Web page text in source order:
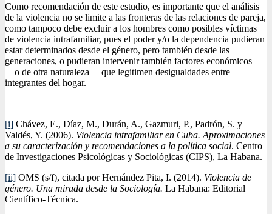
Como recomendación de este estudio, es importante que el análisis
de la violencia no se limite a las fronteras de las relaciones de pareja,
como tampoco debe excluir a los hombres como posibles víctimas
de violencia intrafamiliar, pues el poder y/o la dependencia pudieran
estar determinados desde el género, pero también desde las
generaciones, o pudieran intervenir también factores económicos
―o de otra naturaleza― que legitimen desigualdades entre
integrantes del hogar.
[i] Chávez, E., Díaz, M., Durán, A., Gazmuri, P., Padrón, S. y
Valdés, Y. (2006). Violencia intrafamiliar en Cuba. Aproximaciones
a su caracterización y recomendaciones a la política social. Centro
de Investigaciones Psicológicas y Sociológicas (CIPS), La Habana.
[ii] OMS (s/f), citada por Hernández Pita, I. (2014). Violencia de
género. Una mirada desde la Sociología. La Habana: Editorial
Científico-Técnica.